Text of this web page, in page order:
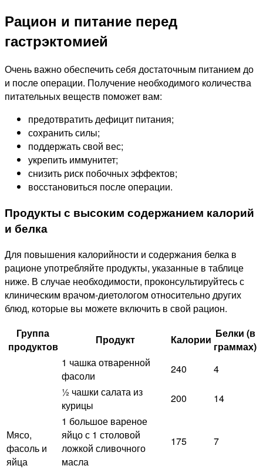
Рацион и питание перед
гастрэктомией
Очень важно обеспечить себя достаточным питанием до
и после операции. Получение необходимого количества
питательных веществ поможет вам:
предотвратить дефицит питания;
сохранить силы;
поддержать свой вес;
укрепить иммунитет;
снизить риск побочных эффектов;
восстановиться после операции.
Продукты с высоким содержанием калорий
и белка
Для повышения калорийности и содержания белка в
рационе употребляйте продукты, указанные в таблице
ниже. В случае необходимости, проконсультируйтесь с
клиническим врачом-диетологом относительно других
блюд, которые вы можете включить в свой рацион.
Группа
продуктов
Продукт Калории Белки (в
граммах)
Мясо,
фасоль и
яйца
1 чашка отваренной
фасоли
240
4
½ чашки салата из
курицы
200
14
1 большое вареное
яйцо с 1 столовой
ложкой сливочного
масла
175 7